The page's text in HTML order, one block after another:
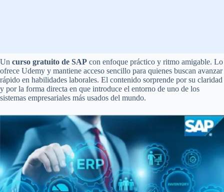
Un curso gratuito de SAP con enfoque práctico y ritmo amigable. Lo
ofrece Udemy y mantiene acceso sencillo para quienes buscan avanzar
rápido en habilidades laborales. El contenido sorprende por su claridad
y por la forma directa en que introduce el entorno de uno de los
sistemas empresariales más usados del mundo.